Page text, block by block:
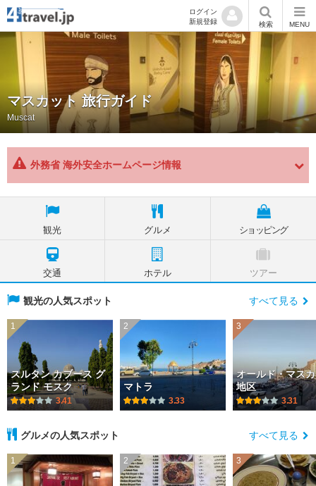
ログイン
新規登録
検索 MENU
マスカット 旅行ガイド
Muscat
外務省 海外安全ホームページ情報
観光 グルメ ショッピング
交通 ホテル ツアー
観光の人気スポット すべて見る
1
スルタン カブース グ
ランド モスク
3.41
2
マトラ
3.33
3
オールド・マス
地区
3.31
グルメの人気スポット すべて見る
1 2 3